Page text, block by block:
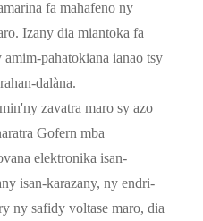
fa mahafeno ny
Izany dia miantoka fa
pahatokiana ianao tsy
dalàna.
zavatra maro sy azo
Gofern mba
elektronika isan-
isan-karazany, ny endri-
ny safidy voltase maro, dia